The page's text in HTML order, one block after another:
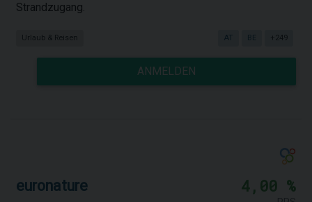
Strandzugang.
Urlaub & Reisen AT BE +249
ANMELDEN
euronature 4,00 %